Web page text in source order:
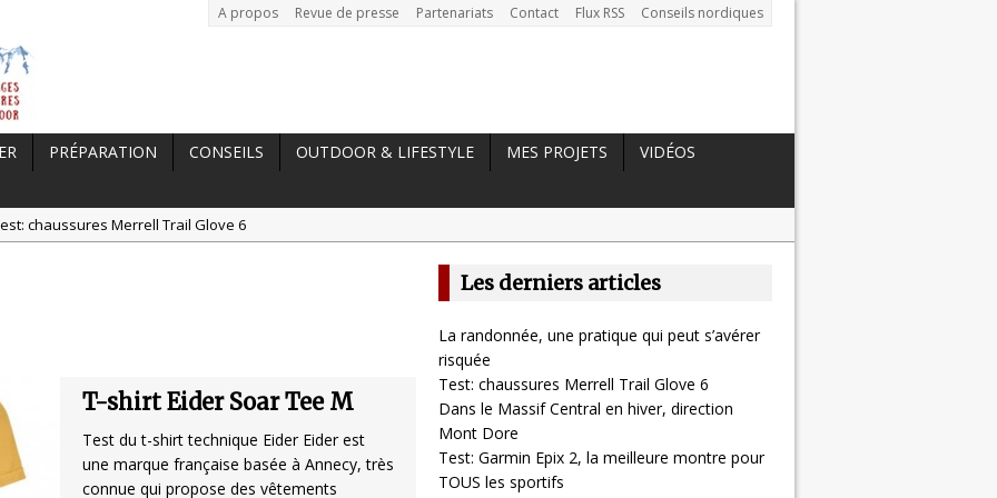
A propos Revue de presse Partenariats Contact Flux RSS Conseils nordiques
PRÉPARATION CONSEILS OUTDOOR & LIFESTYLE MES PROJETS
VIDÉOS
chaussures Merrell Trail Glove 6
T-shirt Eider Soar Tee M
Test du t-shirt technique Eider Eider est
une marque française basée à Annecy, très
connue qui propose des vêtements
Les derniers articles
La randonnée, une pratique qui peut s’avérer
risquée
Test: chaussures Merrell Trail Glove 6
Dans le Massif Central en hiver, direction
Mont Dore
Test: Garmin Epix 2, la meilleure montre pour
TOUS les sportifs